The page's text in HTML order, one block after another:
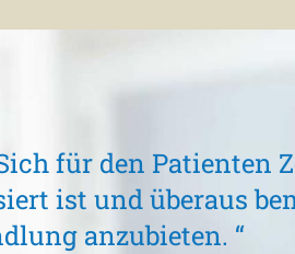
für den Patienten
ist und überaus
anzubieten. “